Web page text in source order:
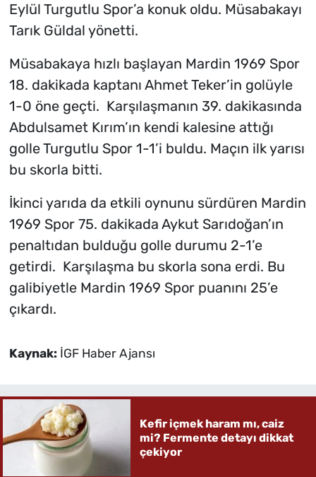
Eylül Turgutlu Spor’a konuk oldu. Müsabakayı
Tarık Güldal yönetti.
Müsabakaya hızlı başlayan Mardin 1969 Spor
18. dakikada kaptanı Ahmet Teker’in golüyle
1-0 öne geçti. Karşılaşmanın 39. dakikasında
Abdulsamet Kırım’ın kendi kalesine attığı
golle Turgutlu Spor 1-1’i buldu. Maçın ilk yarısı
bu skorla bitti.
İkinci yarıda da etkili oynunu sürdüren Mardin
1969 Spor 75. dakikada Aykut Sarıdoğan’ın
penaltıdan bulduğu golle durumu 2-1’e
getirdi. Karşılaşma bu skorla sona erdi. Bu
galibiyetle Mardin 1969 Spor puanını 25’e
çıkardı.
Kaynak: İGF Haber Ajansı
Kefir içmek haram mı, caiz
mi? Fermente detayı dikkat
çekiyor